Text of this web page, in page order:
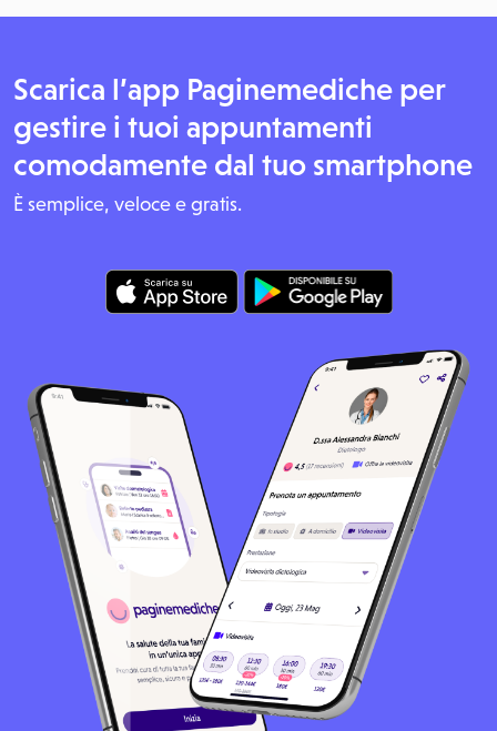
Scarica l’app Paginemediche per
gestire i tuoi appuntamenti
comodamente dal tuo smartphone
È semplice, veloce e gratis.